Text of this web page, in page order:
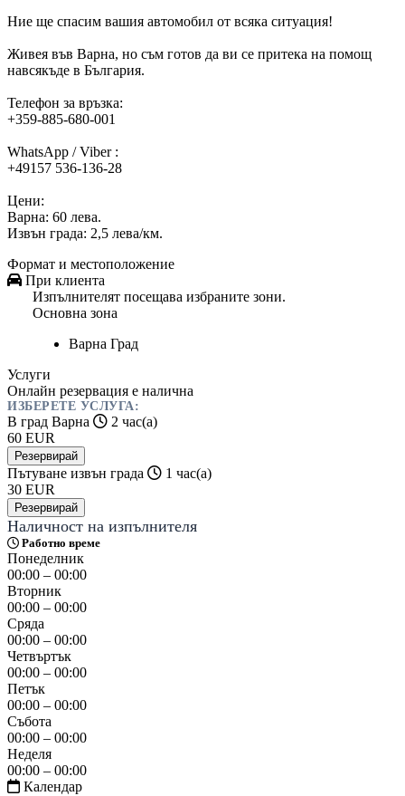
Ние ще спасим вашия автомобил от всяка ситуация!
Живея във Варна, но съм готов да ви се притека на помощ
навсякъде в България.
Телефон за връзка:
+359-885-680-001
WhatsApp / Viber :
+49157 536-136-28
Цени:
Варна: 60 лева.
Извън града: 2,5 лева/км.
Формат и местоположение
При клиента
Изпълнителят посещава избраните зони.
Основна зона
Варна Град
Услуги
Онлайн резервация е налична
ИЗБЕРЕТЕ УСЛУГА:
В град Варна
2 час(а)
60 EUR
Резервирай
Пътуване извън града
1 час(а)
30 EUR
Резервирай
Наличност на изпълнителя
Работно време
Понеделник
00:00 – 00:00
Вторник
00:00 – 00:00
Сряда
00:00 – 00:00
Четвъртък
00:00 – 00:00
Петък
00:00 – 00:00
Събота
00:00 – 00:00
Неделя
00:00 – 00:00
Календар